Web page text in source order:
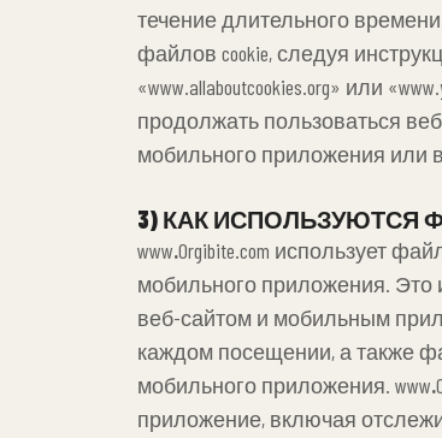
течение длительного
файлов cookie, следуя
«www.allaboutcookies.org» или
продолжать пользоваться
мобильного приложения или
3) КАК ИСПОЛЬЗУЮТСЯ
www.Orgibite.com использует
мобильного приложения. Это
веб-сайтом и мобильным
каждом посещении, а также
мобильного приложения. www.
приложение, включая